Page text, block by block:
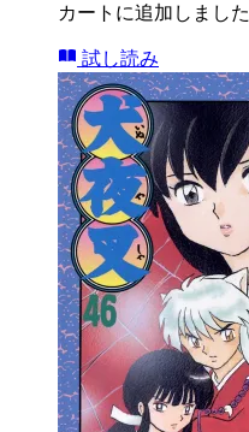
カートに追加しました
試し読み